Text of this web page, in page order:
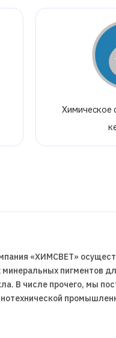
Химическое
«ХИМСВЕТ»
минеральных пигментов
В числе прочего, мы